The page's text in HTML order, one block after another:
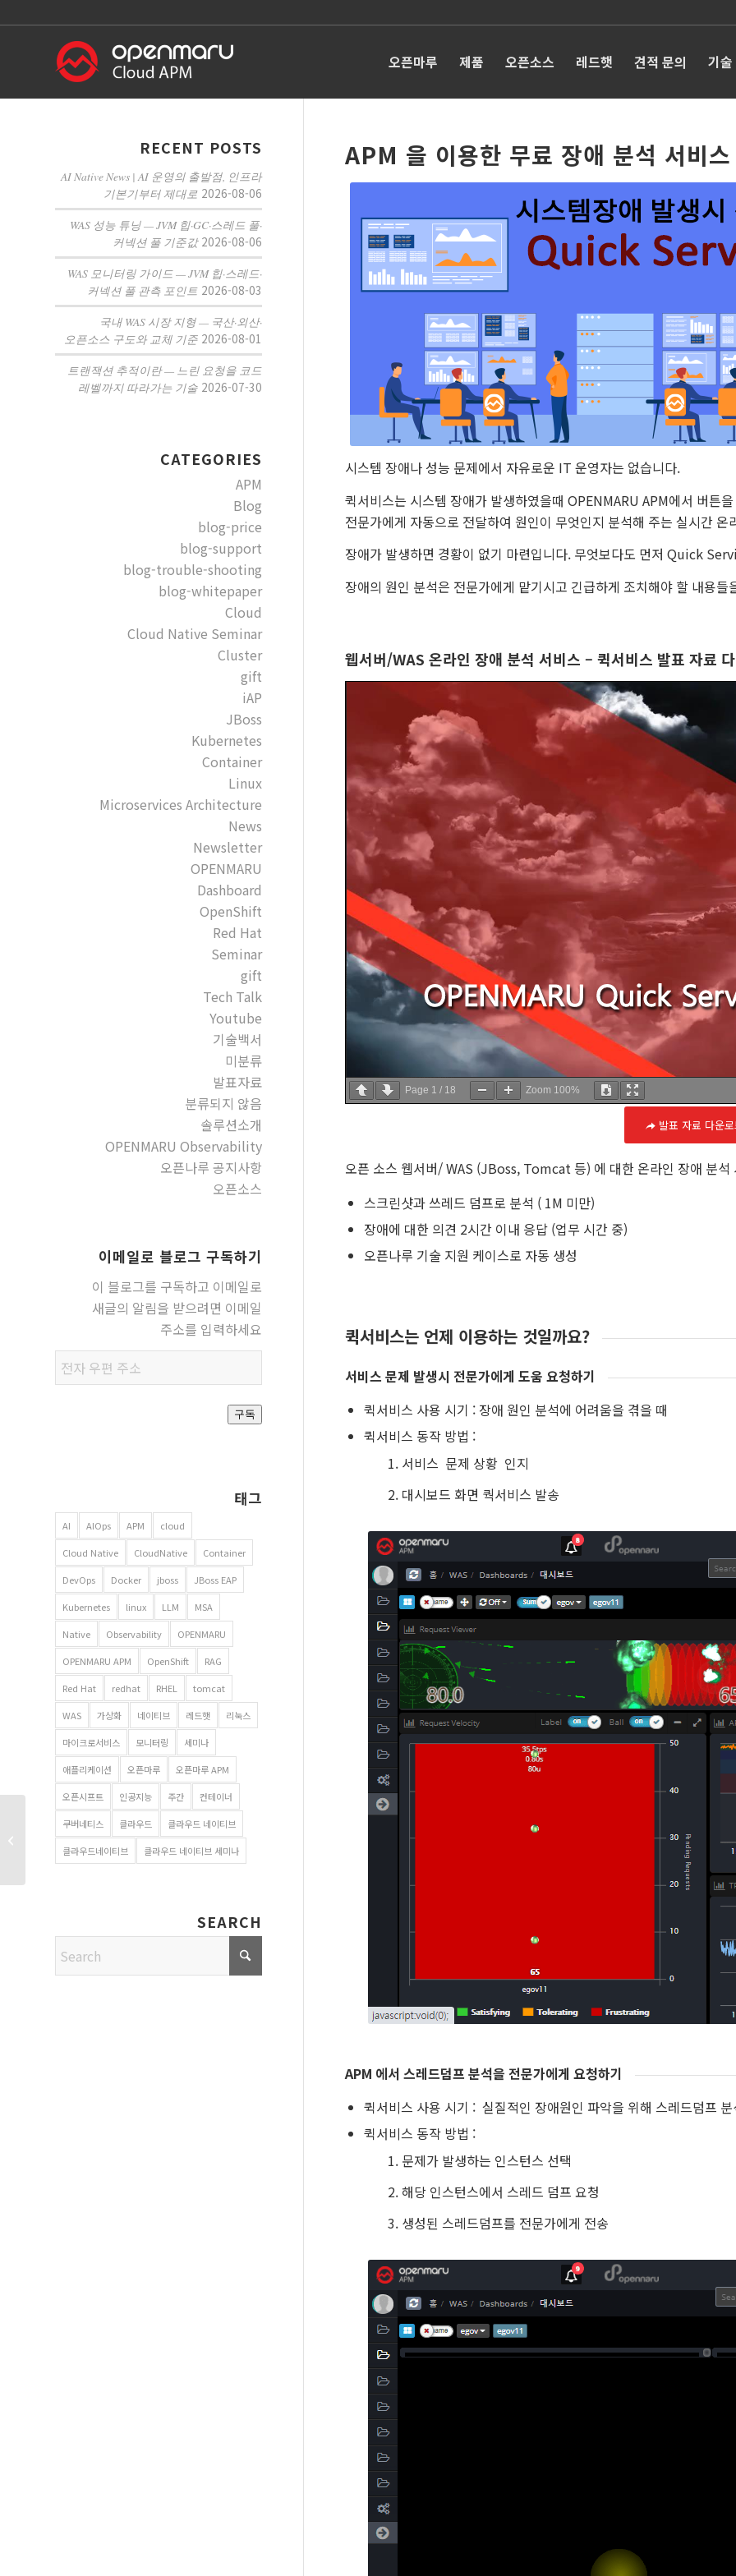
오픈마루 제품 오픈소스 레드햇 견적 문의 기술
APM 을 이용한 무료 장애 분석 서비
시스템 장애나 성능 문제에서 자유로운 IT 운영자는 없습니다.
퀵서비스는 시스템 장애가 발생하였을때 OPENMARU APM에서 버튼
전문가에게 자동으로 전달하여 원인이 무엇인지 분석해 주는 실시간 온
장애가 발생하면 경황이 없기 마련입니다. 무엇보다도 먼저 Quick
장애의 원인 분석은 전문가에게 맡기시고 긴급하게 조치해야 할 내용들
웹서버/WAS 온라인 장애 분석 서비스 – 퀵서비스 발표 자료
Page 1 / 18 Zoom 100%
발표 자료 다운
오픈 소스 웹서버/ WAS (JBoss, Tomcat 등) 에 대한 온라인 장애 분석
스크린샷과 쓰레드 덤프로 분석 ( 1M 미만)
장애에 대한 의견 2시간 이내 응답 (업무 시간 중)
오픈나루 기술 지원 케이스로 자동 생성
퀵서비스는 언제 이용하는 것일까요?
서비스 문제 발생시 전문가에게 도움 요청하기
퀵서비스 사용 시기 : 장애 원인 분석에 어려움을 겪을 때
퀵서비스 동작 방법 :
서비스 문제 상황 인지
대시보드 화면 쿽서비스 발송
APM 에서 스레드덤프 분석을 전문가에게 요청하기
퀵서비스 사용 시기 : 실질적인 장애원인 파악을 위해 스레드덤프 분
퀵서비스 동작 방법 :
문제가 발생하는 인스턴스 선택
해당 인스턴스에서 스레드 덤프 요청
생성된 스레드덤프를 전문가에게 전송
RECENT POSTS
AI Native News | AI 운영의 출발점, 인프라
기본기부터 제대로 2026-08-06
WAS 성능 튜닝 — JVM 힙·GC·스레드 풀·
커넥션 풀 기준값 2026-08-06
WAS 모니터링 가이드 — JVM 힙·스레드·
커넥션 풀 관측 포인트 2026-08-03
국내 WAS 시장 지형 — 국산·외산·
오픈소스 구도와 교체 기준 2026-08-01
트랜잭션 추적이란 — 느린 요청을 코드
레벨까지 따라가는 기술 2026-07-30
CATEGORIES
APM
Blog
blog-price
blog-support
blog-trouble-shooting
blog-whitepaper
Cloud
Cloud Native Seminar
Cluster
gift
iAP
JBoss
Kubernetes
Container
Linux
Microservices Architecture
News
Newsletter
OPENMARU
Dashboard
OpenShift
Red Hat
Seminar
gift
Tech Talk
Youtube
기술백서
미분류
발표자료
분류되지 않음
솔루션소개
OPENMARU Observability
오픈나루 공지사항
오픈소스
이메일로 블로그 구독하기
이 블로그를 구독하고 이메일로
새글의 알림을 받으려면 이메일
주소를 입력하세요
우편
주소
구독
태그
AI AIOps APM cloud
Cloud Native CloudNative Container
DevOps Docker jboss JBoss EAP
Kubernetes linux LLM MSA
Native Observability OPENMARU
OPENMARU APM OpenShift RAG
Red Hat redhat RHEL tomcat
WAS 가상화 네이티브 레드햇 리눅스
마이크로서비스 모니터링 세미나
애플리케이션 오픈마루 오픈마루 APM
오픈시프트 인공지능 주간 컨테이너
쿠버네티스 클라우드 클라우드 네이티브
클라우드네이티브 클라우드 네이티브 세미나
SEARCH
클라우드 네이티브 비대면
워크샵 – 2021년 6월